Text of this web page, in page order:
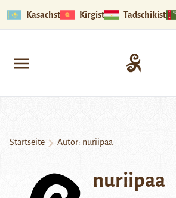
Kasachstan Kirgistan Tadschikistan
Startseite Autor: nuriipaa
nuriipaa